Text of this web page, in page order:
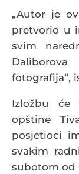
„Autor je
pretvorio u
svim
fotografija“,
Izložbu će
opštine
posjetioci
svakim
subotom od